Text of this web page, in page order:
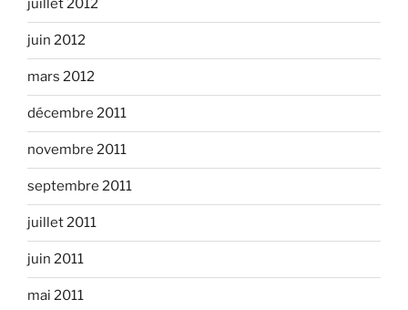
juillet 2012
juin 2012
mars 2012
décembre 2011
novembre 2011
septembre 2011
juillet 2011
juin 2011
mai 2011